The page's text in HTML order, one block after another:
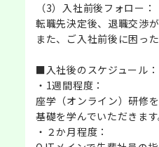
（3）入社前後フォロー：
転職先決定後、退職交渉
また、ご入社前後に困っ
■入社後のスケジュール：
・1週間程度：
座学（オンライン）研修
基礎を学んでいただきます
・２か月程度：